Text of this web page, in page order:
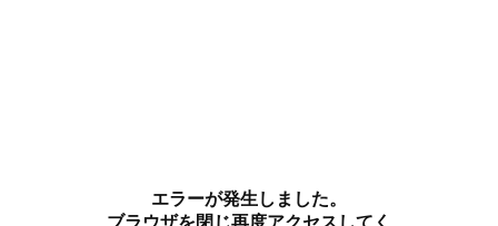
エラーが発生しました。
ブラウザを閉じ再度アクセスしてく